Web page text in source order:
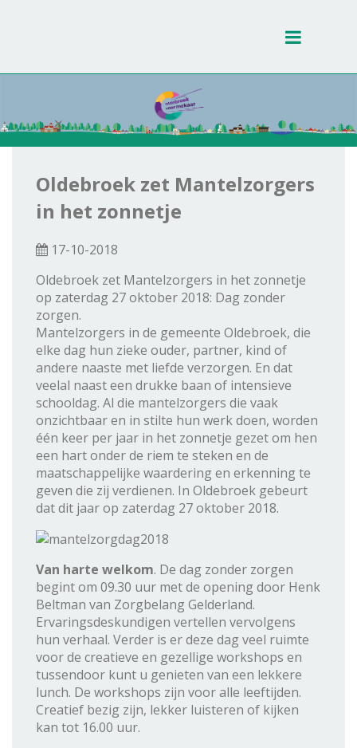
Toggle
Oldebroek zet Mantelzorgers
in het zonnetje
17-10-2018
Oldebroek zet Mantelzorgers in het zonnetje
op zaterdag 27 oktober 2018: Dag zonder
zorgen.
Mantelzorgers in de gemeente Oldebroek, die
elke dag hun zieke ouder, partner, kind of
andere naaste met liefde verzorgen. En dat
veelal naast een drukke baan of intensieve
schooldag. Al die mantel­zorgers die vaak
onzichtbaar en in stilte hun werk doen, worden
één keer per jaar in het zonnetje gezet om hen
een hart onder de riem te steken en de
maatschappelijke waardering en erkenning te
geven die zij verdienen. In Oldebroek gebeurt
dat dit jaar op zaterdag 27 oktober 2018.
Van harte welkom. De dag zonder zorgen
begint om 09.30 uur met de opening door Henk
Beltman van Zorgbelang Gelderland.
Ervaringsdeskundigen vertellen vervolgens
hun verhaal. Verder is er deze dag veel ruimte
voor de creatieve en gezellige workshops en
tussendoor kunt u genieten van een lekkere
lunch. De workshops zijn voor alle leeftijden.
Creatief bezig zijn, lekker luisteren of kijken
kan tot 16.00 uur.